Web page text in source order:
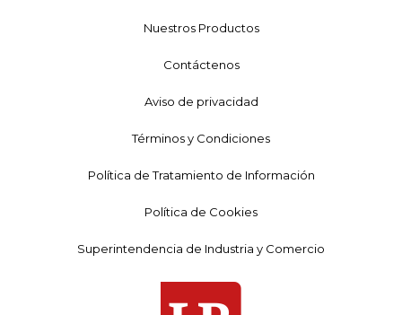
Nuestros Productos
Contáctenos
Aviso de privacidad
Términos y Condiciones
Política de Tratamiento de Información
Política de Cookies
Superintendencia de Industria y Comercio